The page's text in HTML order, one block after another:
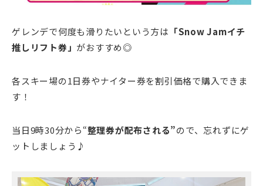
ゲレンデで何度も滑りたいという方は 「Snow Jamイチ
推しリフト券」 がおすすめ◎
各スキー場の1日券やナイター券を割引価格で購入できま
す！
当日9時30分から“整理券が配布される”ので、忘れずにゲ
ットしましょう♪